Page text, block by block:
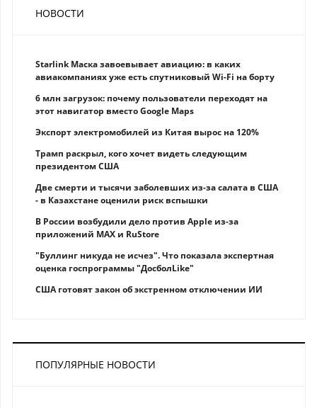
НОВОСТИ
Starlink Маска завоевывает авиацию: в каких
авиакомпаниях уже есть спутниковый Wi-Fi на борту
6 млн загрузок: почему пользователи переходят на
этот навигатор вместо Google Maps
Экспорт электромобилей из Китая вырос на 120%
Трамп раскрыл, кого хочет видеть следующим
президентом США
Две смерти и тысячи заболевших из-за салата в США
- в Казахстане оценили риск вспышки
В России возбудили дело против Apple из-за
приложений MAX и RuStore
"Буллинг никуда не исчез". Что показала экспертная
оценка госпрограммы "ДосболLike"
США готовят закон об экстренном отключении ИИ
ПОПУЛЯРНЫЕ НОВОСТИ